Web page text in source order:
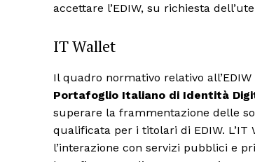
accettare l’EDIW, su richiesta
IT Wallet
Il quadro normativo relativo
Portafoglio Italiano di Identità
superare la frammentazione delle
qualificata per i titolari di EDIW.
l’interazione con servizi pubblici e